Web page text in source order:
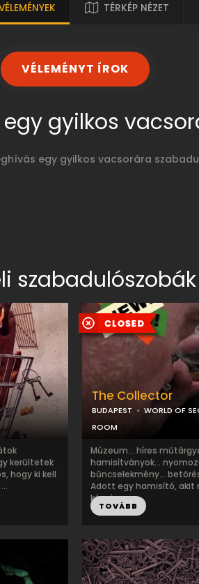
TÉRKÉP NÉZET
VÉLEMÉNYT ÍROK
gyilkos
egy gyilkos vacsorára
szabadulószobák
kerültetek
hogy ki kell
The Collector
BUDAPEST
WORLD OF
ROOM
Múzeum... híres
hamisítványok...
bűncselekmény...
Adott egy hamisító, akit
készí...
TOVÁBB